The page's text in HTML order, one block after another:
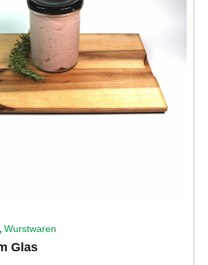
, Wurstwaren
Glas